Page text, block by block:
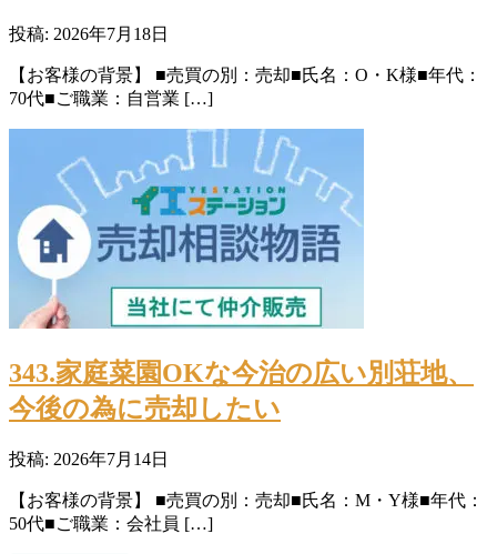
投稿: 2026年7月18日
【お客様の背景】 ■売買の別：売却■氏名：O・K様■年代：
70代■ご職業：自営業 […]
343.家庭菜園OKな今治の広い別荘地、
今後の為に売却したい
投稿: 2026年7月14日
【お客様の背景】 ■売買の別：売却■氏名：M・Y様■年代：
50代■ご職業：会社員 […]